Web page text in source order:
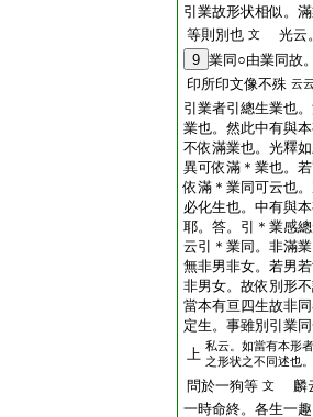
引業故形状相似。
等則別也 文
光云
9 業同○由業同故
印所印文像不殊 云
引業者引總生業也
業也。然此中有與
不依滿業也。光釋
異可依滿＊業也。
依滿＊業同可云也
必化生也。中有與
耶。答。引＊業感
云引＊業同。非滿
無非男非女。若男
非男女。故依別形
當本有亘四生故非
定生。事雖別引業
上 私云。如當有本形
之形状之不同述也
問於一狗等 文
麟
一時命終。各生一